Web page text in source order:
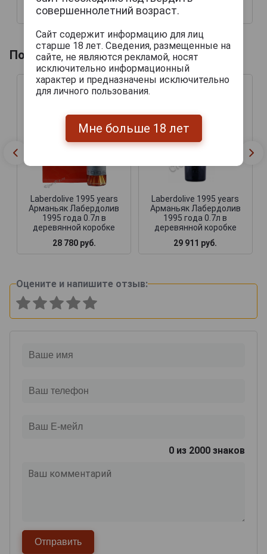
10 298 руб.
12 692 руб.
Похожие напитки по году производства
Laberdolive 1995 years
Арманьяк Лабердолив
1995 года 0.7л в
деревянной коробке
28 780 руб.
Laberdolive 1995 years
Арманьяк Лабердолив
1995 года 0.7л в
деревянной коробке
29 911 руб.
Оцените и напишите отзыв:
0 из 2000 знаков
совершеннолетний возраст.
Сайт содержит информацию для лиц
старше 18 лет. Сведения, размещенные на
сайте, не являются рекламой, носят
исключительно информационный
характер и предназначены исключительно
для личного пользования.
Мне больше 18 лет